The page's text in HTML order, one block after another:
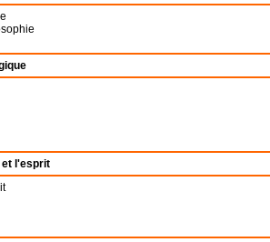
et l'esprit